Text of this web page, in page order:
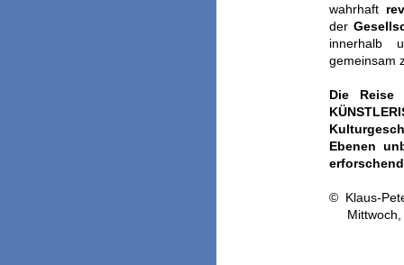
wahrhaft
der
innerhalb
gemeinsam
Die Reise
Ebenen
© Klaus-
Mittwoch,